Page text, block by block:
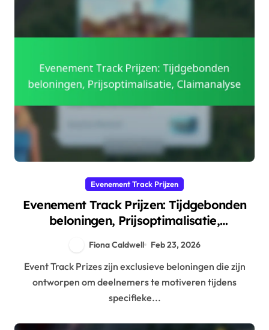
Evenement Track Prijzen
Evenement Track Prijzen: Tijdgebonden
beloningen, Prijsoptimalisatie,
Fiona Caldwell Feb 23, 2026
Event Track Prizes zijn exclusieve beloningen die zijn
ontworpen om deelnemers te motiveren tijdens
specifieke...